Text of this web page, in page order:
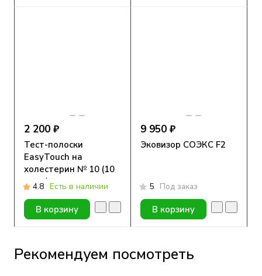
2 200 ₽
Тест-полоски
EasyTouch на
холестерин № 10 (10
штук)
4.8 Есть в наличии
В корзину
9 950 ₽
Эковизор СОЭКС F2
5 Под заказ
В корзину
Рекомендуем посмотреть